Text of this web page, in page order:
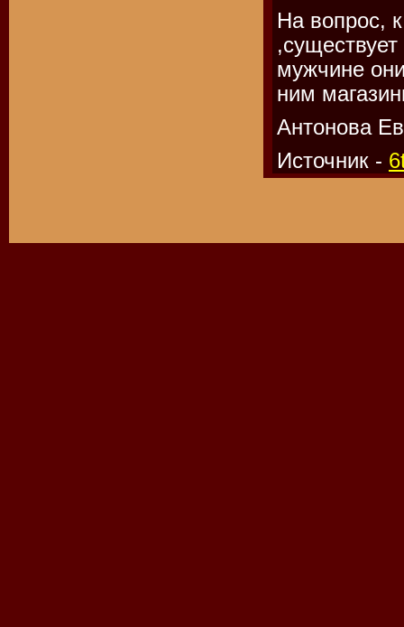
На вопрос,
мужчине
ним
Антонова
Источник -